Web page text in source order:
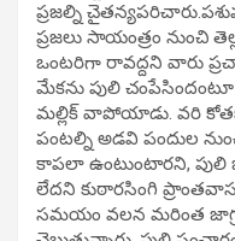
ప్రజల్ని
ప్రజలు సాయంత్రం నుంచి
ఒంటరిగా రావద్దని వారు
మేకను పులి
మల్లిక్‌ వాపోయాడు. వరి
పంటల్ని అడవి పందుల
కాపలా ఉంటుంటారని,
లేదని కుఠారసింగి
సమయం వలన మరింత